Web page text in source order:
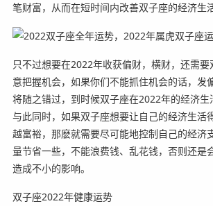
笔财富，从而在短时间内改善双子座的经济生活
只不过想要在2022年收获偏财，横财，还需
意把握机会，如果你们不能抓住机会的话，发
将随之错过，到时候双子座在2022年的经济生
与此同时，如果双子座想要让自己的经济生活
越富裕，那麽就需要尽可能地控制自己的经济
量节省一些，不能浪费钱、乱花钱，否则还是
造成不小的影响。
双子座2022年健康运势